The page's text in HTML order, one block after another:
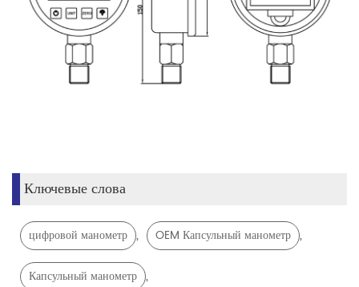
Ключевые слова
цифровой манометр , OEM Капсульный манометр ,
Капсульный манометр ,